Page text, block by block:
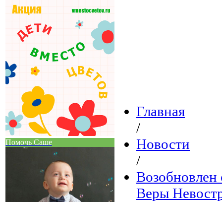
Помочь Саше
Главная
/
Новости
/
Возобновлен
Веры